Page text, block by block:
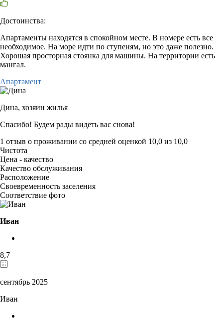
Достоинства:
Апартаменты находятся в спокойном месте. В номере есть все
необходимое. На море идти по ступеням, но это даже полезно.
Хорошая просторная стоянка для машины. На территории есть
мангал.
Апартамент
Дина, хозяин жилья
Спасибо! Будем рады видеть вас снова!
1 отзыв о проживании со средней оценкой 10,0 из 10,0
Чистота
Цена - качество
Качество обслуживания
Расположение
Своевременность заселения
Соответствие фото
Иван
8,7
сентябрь 2025
Иван